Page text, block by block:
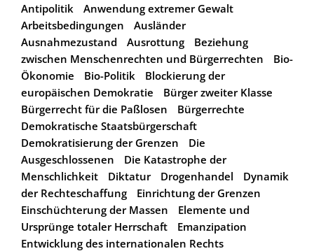
Antipolitik
Anwendung extremer Gewalt
Arbeitsbedingungen
Ausländer
Ausnahmezustand
Ausrottung
Beziehung
zwischen Menschenrechten und Bürgerrechten
Bio-
Ökonomie
Bio-Politik
Blockierung der
europäischen Demokratie
Bürger zweiter Klasse
Bürgerrecht für die Paßlosen
Bürgerrechte
Demokratische Staatsbürgerschaft
Demokratisierung der Grenzen
Die
Ausgeschlossenen
Die Katastrophe der
Menschlichkeit
Diktatur Drogenhandel
Dynamik
der Rechteschaffung
Einrichtung der Grenzen
Einschüchterung der Massen
Elemente und
Ursprünge totaler Herrschaft
Emanzipation
Entwicklung des internationalen Rechts